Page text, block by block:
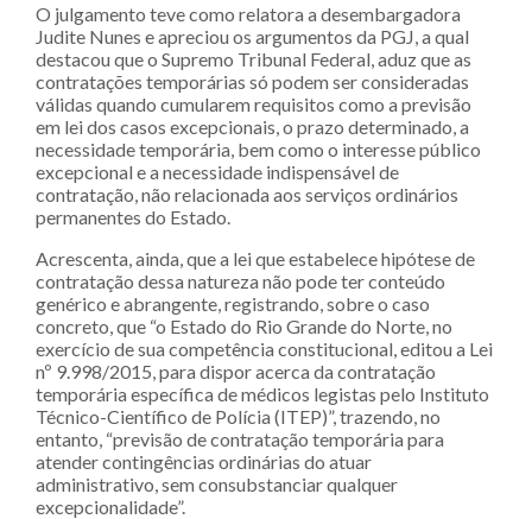
O julgamento teve como relatora a desembargadora
Judite Nunes e apreciou os argumentos da PGJ, a qual
destacou que o Supremo Tribunal Federal, aduz que as
contratações temporárias só podem ser consideradas
válidas quando cumularem requisitos como a previsão
em lei dos casos excepcionais, o prazo determinado, a
necessidade temporária, bem como o interesse público
excepcional e a necessidade indispensável de
contratação, não relacionada aos serviços ordinários
permanentes do Estado.
Acrescenta, ainda, que a lei que estabelece hipótese de
contratação dessa natureza não pode ter conteúdo
genérico e abrangente, registrando, sobre o caso
concreto, que “o Estado do Rio Grande do Norte, no
exercício de sua competência constitucional, editou a Lei
nº 9.998/2015, para dispor acerca da contratação
temporária específica de médicos legistas pelo Instituto
Técnico-Científico de Polícia (ITEP)”, trazendo, no
entanto, “previsão de contratação temporária para
atender contingências ordinárias do atuar
administrativo, sem consubstanciar qualquer
excepcionalidade”.